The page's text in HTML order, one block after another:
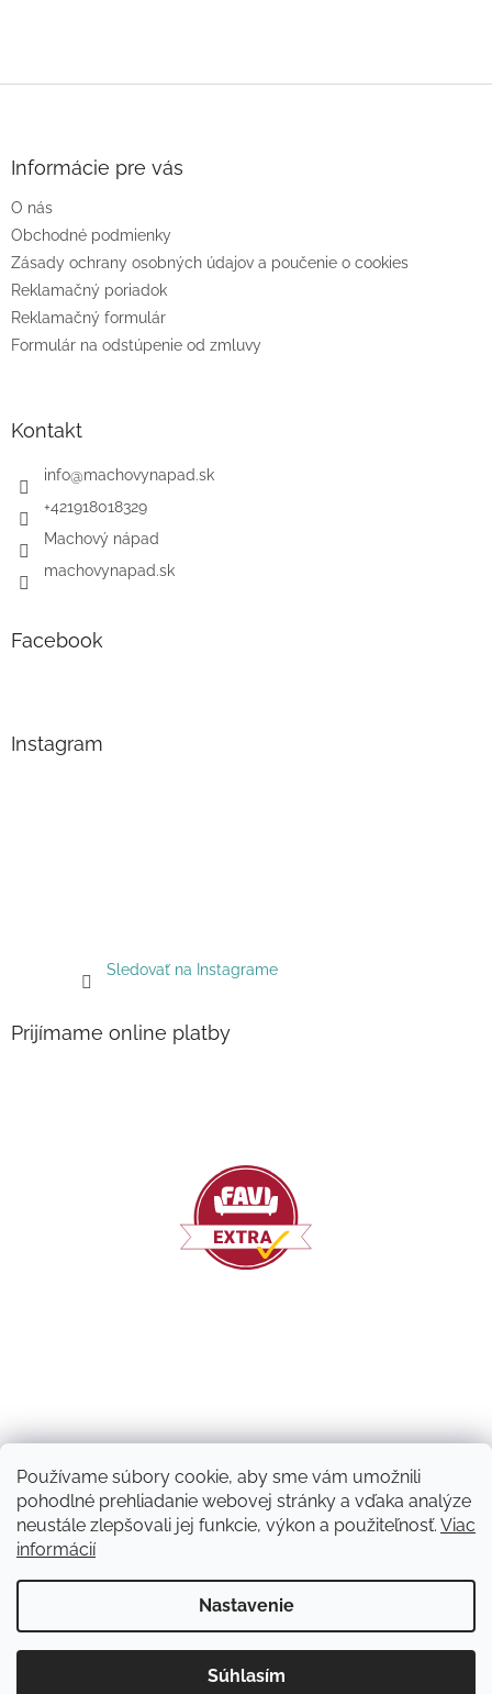
Používame súbory cookie, aby sme vám umožnili
pohodlné prehliadanie webovej stránky a vďaka analýze
neustále zlepšovali jej funkcie, výkon a použiteľnosť. Viac
informácií
Nastavenie
Súhlasím
e
Informácie pre vás
O nás
Obchodné podmienky
Zásady ochrany osobných údajov a poučenie o cookies
Reklamačný poriadok
Reklamačný formulár
Formulár na odstúpenie od zmluvy
Kontakt
info@machovynapad.sk
+421918018329
Machový nápad
machovynapad.sk
Facebook
Instagram
Sledovať na Instagrame
Prijímame online platby
vyhradené.